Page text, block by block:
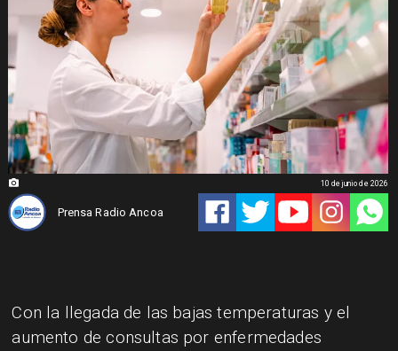
Prensa Radio Ancoa
10 de junio de 2026
Con la llegada de las bajas temperaturas y el
aumento de consultas por enfermedades